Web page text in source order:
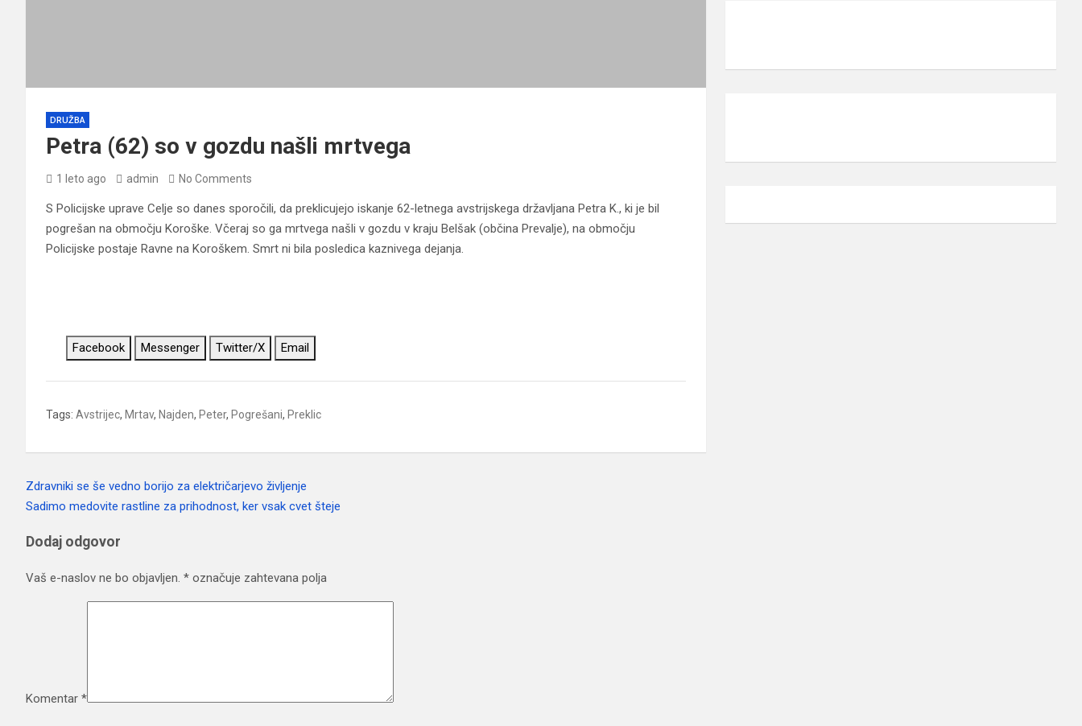
DRUŽBA
Petra (62) so v gozdu našli mrtvega
1 leto ago admin No Comments
S Policijske uprave Celje so danes sporočili, da preklicujejo iskanje 62-letnega avstrijskega državljana Petra K., ki je bil
pogrešan na območju Koroške. Včeraj so ga mrtvega našli v gozdu v kraju Belšak (občina Prevalje), na območju
Policijske postaje Ravne na Koroškem. Smrt ni bila posledica kaznivega dejanja.
Facebook Messenger Twitter/X Email
Tags: Avstrijec, Mrtav, Najden, Peter, Pogrešani, Preklic
Navigacija
Zdravniki se še vedno borijo za električarjevo življenje
Sadimo medovite rastline za prihodnost, ker vsak cvet šteje
Dodaj odgovor
Vaš e-naslov ne bo objavljen. * označuje zahtevana polja
Komentar *